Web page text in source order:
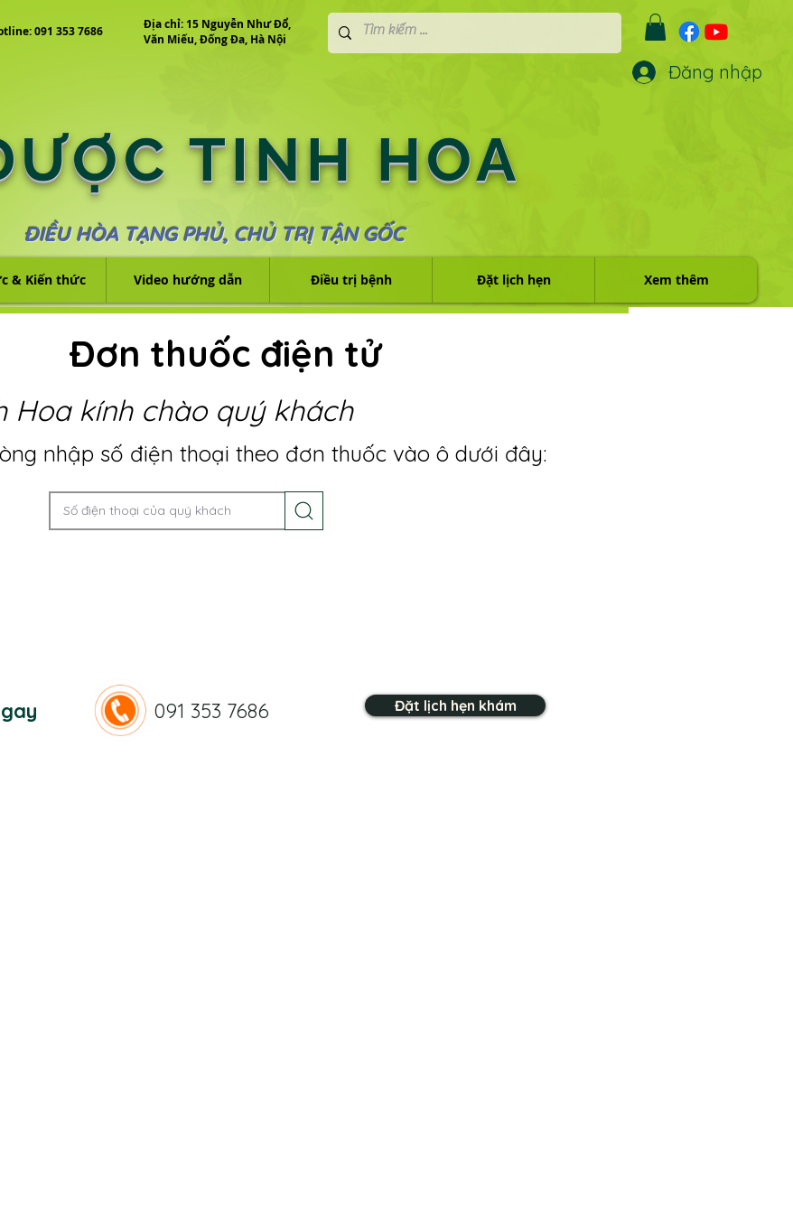
Đăng nhập
091 353 7686
Địa chỉ: 15 Nguyễn Như Đổ,
Văn Miếu, Đống Đa, Hà Nội
TINH HOA
ĐIỀU HÒA TẠNG PHỦ, CHỦ TRỊ TẬN GỐC
& Kiến thức Video hướng dẫn Điều trị bệnh Đặt lịch hẹn Xem thêm
Đơn thuốc điện tử
Hoa kính chào quý khách
nhập số điện thoại theo đơn thuốc vào ô dưới đây:
091 353 7686 Đặt lịch hẹn khám